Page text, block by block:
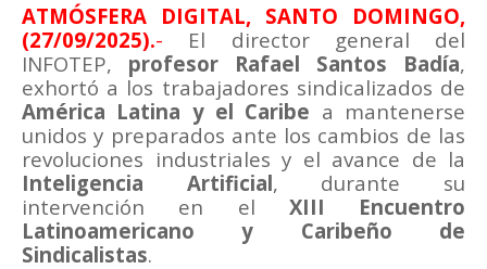
ATMÓSFERA DIGITAL, SANTO DOMINGO,
(27/09/2025).- El director general del
INFOTEP, profesor Rafael Santos Badía,
exhortó a los trabajadores sindicalizados de
América Latina y el Caribe a mantenerse
unidos y preparados ante los cambios de las
revoluciones industriales y el avance de la
Inteligencia Artificial, durante su
intervención en el XIII Encuentro
Latinoamericano y Caribeño de
Sindicalistas.